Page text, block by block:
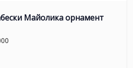
Майолика орнамент